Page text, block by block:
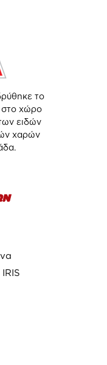
το
στο χώρο
ειδών
χαρών